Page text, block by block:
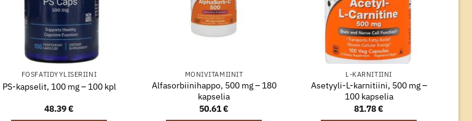
FOSFATIDYYLISERIINI
PS-kapselit, 100 mg – 100 kpl
48.39€
MONIVITAMIINIT
Alfasorbiinihappo, 500 mg – 180
kapselia
50.61€
L-KARNITIINI
Asetyyli-L-karnitiini, 500 mg –
100 kapselia
81.78€